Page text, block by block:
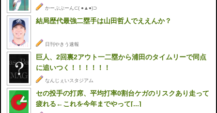
かーぷぶーん⊂( ●▲●)⊃
結局歴代最強二塁手は山田哲人でええんか？
日刊やきう速報
巨人、2回裏2アウト一二塁から浦田のタイムリーで同点
に追いつく！！！！！！
なんじぇいスタジアム
セの投手の打席、平均打率0割台ケガのリスクあり走って
疲れる←これを今年までやって[...]